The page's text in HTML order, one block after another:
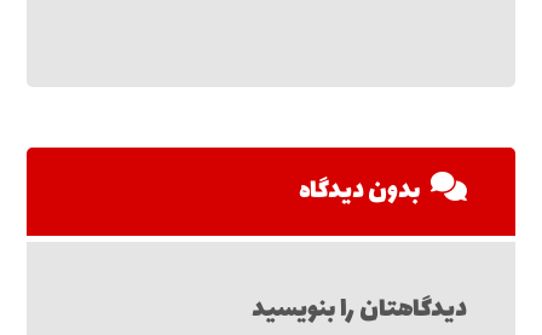
بدون دیدگاه
دیدگاهتان را بنویسید